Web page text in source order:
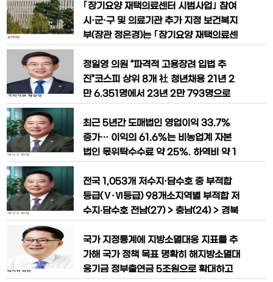
지형에도 변화가 예상된다. 18일 국회는
본회의를 열고 공직선거법·정당법
와 각종 방사선 발생장치를 취급하는 종사
자들은 근무기관이나 업무 종류가 달라도
보다 동일한 기준에 따라 건강진단을 받을
보건복지부, 농림축산식품부는 3월 20일
방사선 관련 종사자의 건강진단 기
｢장기요양 재택의료센터 시범사업｣ 참여
시·군·구 및 의료기관 추가 지정 보건복지
부(장관 정은경)는 ｢장기요양 재택의료센
를 통해 총 85개 시·군·구, 155개 의료기
관을 장기요양 재택의료센터 참여지역 및
기관으로 추가 지정했다. 이로써 195개
료서비스를 제공하게 된다. 장기요양 재택
의료센터 시범
정일영 의원 “파격적 고용장려 입법 추
진”코스피 상위 8개 社 청년채용 21년 2
만 6,351명에서 23년 2만 793명으로
이 2년 만에 21.1% 감소한 것으로 드러
나면서, 파격적인 고용장려 정책이 필요하
다는 의견이 제기됐다. 17일(금), 국회 기
주당·인천 연수구 을)이 유가증권시장 시
가총액 상위 10대
최근 5년간 도매법인 영업이익 33.7%
증가… 이익의 61.6%는 비농업계 자본
법인 몫위탁수수료 약 25%, 하역비 약 1
산식품해양수산위원장 어기구 의원(더불
어민주당, 충남 당진시)은 17일, 농림축산
식품부와 한국농수산식품유통공사(aT)
근 5년간 도매법인의 영업이익은 약 33.
7% 증가한 반면 농민의 유통비 부담
전국 1,053개 저수지·담수호 중 부적합
등급(Ⅴ·Ⅵ등급) 98개소지역별 부적합 저
수지‧담수호 전남(27) > 충남(24) > 경북
양수산위원장 어기구 의원(더불어민주당,
충남 당진시) 이 한국농어촌공사로부터
제출받은 ‘2025년 상반기 농업용수 수질
국가 지정통계에 지방소멸대응 지표를 추
가해 국가 정책 목표 명확히 해지방소멸대
응기금 정부출연금 5조원으로 확대하고